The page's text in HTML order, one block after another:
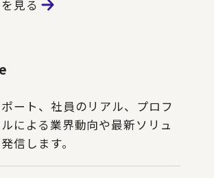
見る
ート、社員のリアル、プロフ
による業界動向や最新ソリュ
信します。